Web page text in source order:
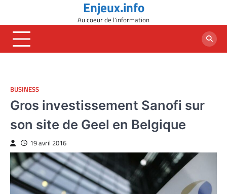
content
Enjeux.info
Au coeur de l'information
BUSINESS
Gros investissement Sanofi sur
son site de Geel en Belgique
19 avril 2016